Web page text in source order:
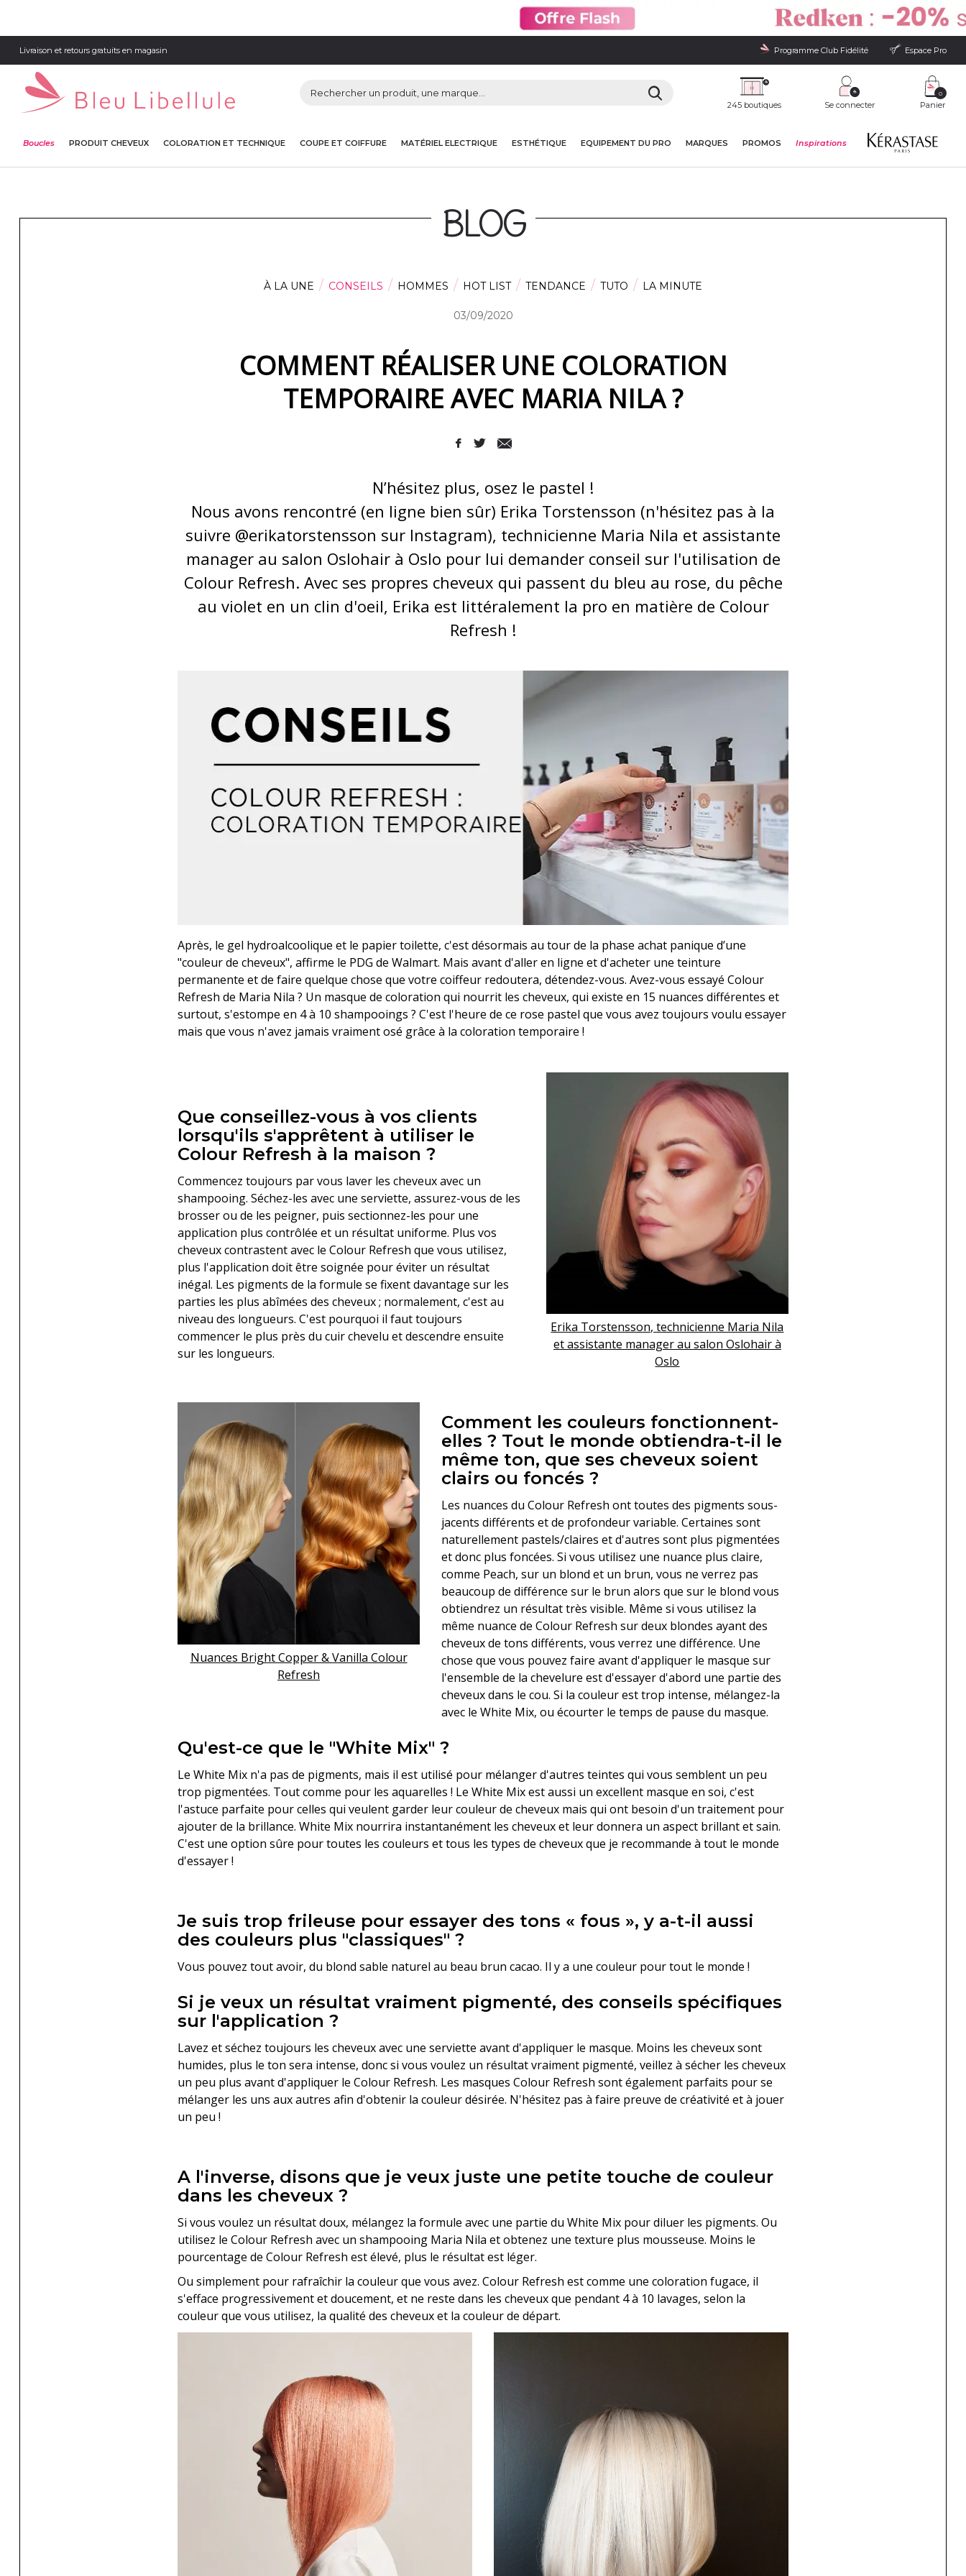
Livraison et retours gratuits en magasin Programme Club Fidélité Espace Pro
245 boutiques Se connecter Panier
0
Boucles PRODUIT CHEVEUX COLORATION ET TECHNIQUE COUPE ET COIFFURE MATÉRIEL ELECTRIQUE ESTHÉTIQUE EQUIPEMENT DU PRO MARQUES PROMOS Inspirations
BLOG
À LA UNE CONSEILS HOMMES HOT LIST TENDANCE TUTO LA MINUTE
03/09/2020
COMMENT RÉALISER UNE COLORATION
TEMPORAIRE AVEC MARIA NILA ?
N’hésitez plus, osez le pastel !
Nous avons rencontré (en ligne bien sûr) Erika Torstensson (n'hésitez pas à la
suivre @erikatorstensson sur Instagram), technicienne Maria Nila et assistante
manager au salon Oslohair à Oslo pour lui demander conseil sur l'utilisation de
Colour Refresh. Avec ses propres cheveux qui passent du bleu au rose, du pêche
au violet en un clin d'oeil, Erika est littéralement la pro en matière de Colour
Refresh !
Après, le gel hydroalcoolique et le papier toilette, c'est désormais au tour de la phase achat panique d’une
"couleur de cheveux", affirme le PDG de Walmart. Mais avant d'aller en ligne et d'acheter une teinture
permanente et de faire quelque chose que votre coiffeur redoutera, détendez-vous. Avez-vous essayé Colour
Refresh de Maria Nila ? Un masque de coloration qui nourrit les cheveux, qui existe en 15 nuances différentes et
surtout, s'estompe en 4 à 10 shampooings ? C'est l'heure de ce rose pastel que vous avez toujours voulu essayer
mais que vous n'avez jamais vraiment osé grâce à la coloration temporaire !
Que conseillez-vous à vos clients
lorsqu'ils s'apprêtent à utiliser le
Colour Refresh à la maison ?
Commencez toujours par vous laver les cheveux avec un
shampooing. Séchez-les avec une serviette, assurez-vous de les
brosser ou de les peigner, puis sectionnez-les pour une
application plus contrôlée et un résultat uniforme. Plus vos
cheveux contrastent avec le Colour Refresh que vous utilisez,
plus l'application doit être soignée pour éviter un résultat
inégal. Les pigments de la formule se fixent davantage sur les
parties les plus abîmées des cheveux ; normalement, c'est au
niveau des longueurs. C'est pourquoi il faut toujours
commencer le plus près du cuir chevelu et descendre ensuite
sur les longueurs.
Erika Torstensson, technicienne Maria Nila
et assistante manager au salon Oslohair à
Oslo
Nuances Bright Copper & Vanilla Colour
Refresh
Comment les couleurs fonctionnent-
elles ? Tout le monde obtiendra-t-il le
même ton, que ses cheveux soient
clairs ou foncés ?
Les nuances du Colour Refresh ont toutes des pigments sous-
jacents différents et de profondeur variable. Certaines sont
naturellement pastels/claires et d'autres sont plus pigmentées
et donc plus foncées. Si vous utilisez une nuance plus claire,
comme Peach, sur un blond et un brun, vous ne verrez pas
beaucoup de différence sur le brun alors que sur le blond vous
obtiendrez un résultat très visible. Même si vous utilisez la
même nuance de Colour Refresh sur deux blondes ayant des
cheveux de tons différents, vous verrez une différence. Une
chose que vous pouvez faire avant d'appliquer le masque sur
l'ensemble de la chevelure est d'essayer d'abord une partie des
cheveux dans le cou. Si la couleur est trop intense, mélangez-la
avec le White Mix, ou écourter le temps de pause du masque.
Qu'est-ce que le "White Mix" ?
Le White Mix n'a pas de pigments, mais il est utilisé pour mélanger d'autres teintes qui vous semblent un peu
trop pigmentées. Tout comme pour les aquarelles ! Le White Mix est aussi un excellent masque en soi, c'est
l'astuce parfaite pour celles qui veulent garder leur couleur de cheveux mais qui ont besoin d'un traitement pour
ajouter de la brillance. White Mix nourrira instantanément les cheveux et leur donnera un aspect brillant et sain.
C'est une option sûre pour toutes les couleurs et tous les types de cheveux que je recommande à tout le monde
d'essayer !
Je suis trop frileuse pour essayer des tons « fous », y a-t-il aussi
des couleurs plus "classiques" ?
Vous pouvez tout avoir, du blond sable naturel au beau brun cacao. Il y a une couleur pour tout le monde !
Si je veux un résultat vraiment pigmenté, des conseils spécifiques
sur l'application ?
Lavez et séchez toujours les cheveux avec une serviette avant d'appliquer le masque. Moins les cheveux sont
humides, plus le ton sera intense, donc si vous voulez un résultat vraiment pigmenté, veillez à sécher les cheveux
un peu plus avant d'appliquer le Colour Refresh. Les masques Colour Refresh sont également parfaits pour se
mélanger les uns aux autres afin d'obtenir la couleur désirée. N'hésitez pas à faire preuve de créativité et à jouer
un peu !
A l'inverse, disons que je veux juste une petite touche de couleur
dans les cheveux ?
Si vous voulez un résultat doux, mélangez la formule avec une partie du White Mix pour diluer les pigments. Ou
utilisez le Colour Refresh avec un shampooing Maria Nila et obtenez une texture plus mousseuse. Moins le
pourcentage de Colour Refresh est élevé, plus le résultat est léger.
Ou simplement pour rafraîchir la couleur que vous avez. Colour Refresh est comme une coloration fugace, il
s'efface progressivement et doucement, et ne reste dans les cheveux que pendant 4 à 10 lavages, selon la
couleur que vous utilisez, la qualité des cheveux et la couleur de départ.